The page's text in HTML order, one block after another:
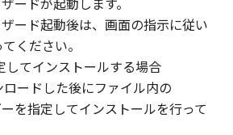
documentation," as such
48 C.F.R. 12.212 (Sept 1995).
C.F.R. 12.212 and 48 C.F.R.
227.7202-4 (June 1995),
End Users shall acquire
with only those rights set
manufacturer is Canon
ード起動後は、画面の指示に従い
ください。
てインストールする場合
ードした後にファイル内の
を指定してインストールを行って